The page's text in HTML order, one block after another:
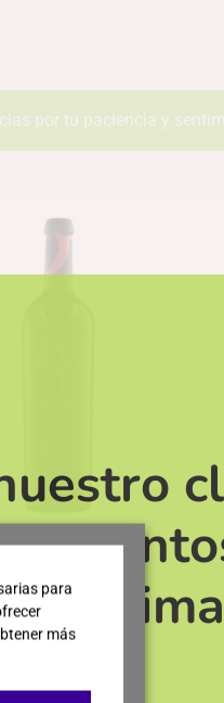
por tu paciencia y
119,95
para
más